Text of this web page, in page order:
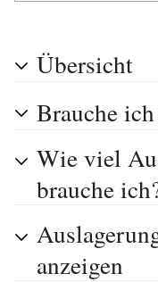
Übersicht
Brauche
Wie viel
brauche
anzeigen